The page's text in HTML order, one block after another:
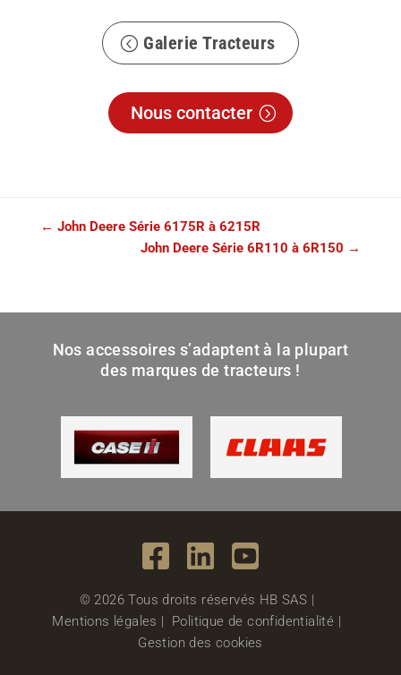
Galerie Tracteurs
Nous contacter
← John Deere Série 6175R à 6215R
John Deere Série 6R110 à 6R150 →
Nos accessoires s’adaptent à la plupart
des marques de tracteurs !
© 2026 Tous droits réservés HB SAS |
Mentions légales | Politique de confidentialité |
Gestion des cookies